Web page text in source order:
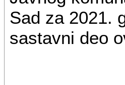
Sad za 2021.
sastavni deo